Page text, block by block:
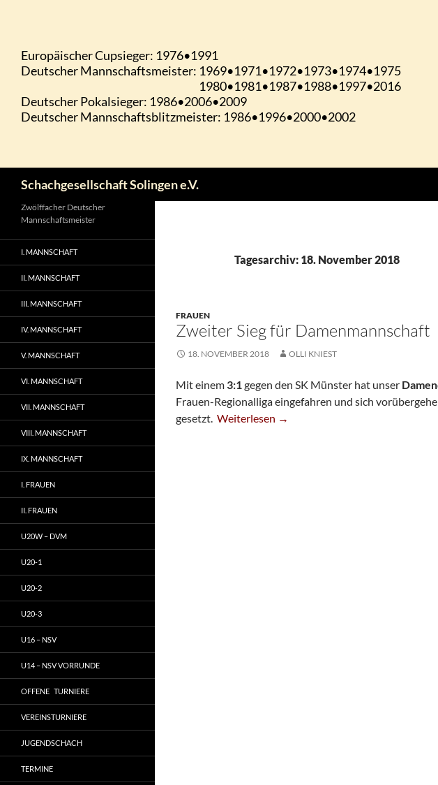
Schachgesellschaft Solingen e.V.
Tagesarchiv: 18. November 2018
FRAUEN
Zweiter Sieg für Damenmannschaft
18. NOVEMBER 2018 OLLI KNIEST
Mit einem 3:1gegen den SK Münster hat unser
Frauen-Regionalliga eingefahren und sich
gesetzt. Zweiter Sieg Für Damenmannschaft
Weiterlesen →
Zwölffacher Deutscher
Mannschaftsmeister
I. MANNSCHAFT
II. MANNSCHAFT
III. MANNSCHAFT
IV. MANNSCHAFT
V. MANNSCHAFT
VI. MANNSCHAFT
VII. MANNSCHAFT
VIII. MANNSCHAFT
IX. MANNSCHAFT
I. FRAUEN
II. FRAUEN
U20W – DVM
U20-1
U20-2
U20-3
U16 – NSV
U14 – NSV VORRUNDE
OFFENE TURNIERE
VEREINSTURNIERE
JUGENDSCHACH
TERMINE